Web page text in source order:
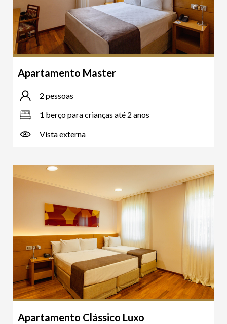
Apartamento Master
2 pessoas
1 berço para crianças até 2 anos
Vista externa
Apartamento Clássico Luxo